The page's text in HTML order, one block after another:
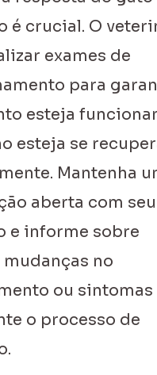
é crucial. O
exames de
para
esteja
esteja se
Mantenha
aberta com seu
e informe sobre
no
ou sintomas
o processo de